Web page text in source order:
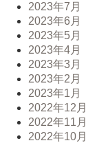
2023年7月
2023年6月
2023年5月
2023年4月
2023年3月
2023年2月
2023年1月
2022年12月
2022年11月
2022年10月